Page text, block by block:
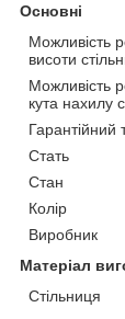
Основні
Можливість
висоти
Можливість
кута нахилу
Гарантійний
Стать
Стан
Колір
Виробник
Матеріал
Стільниця